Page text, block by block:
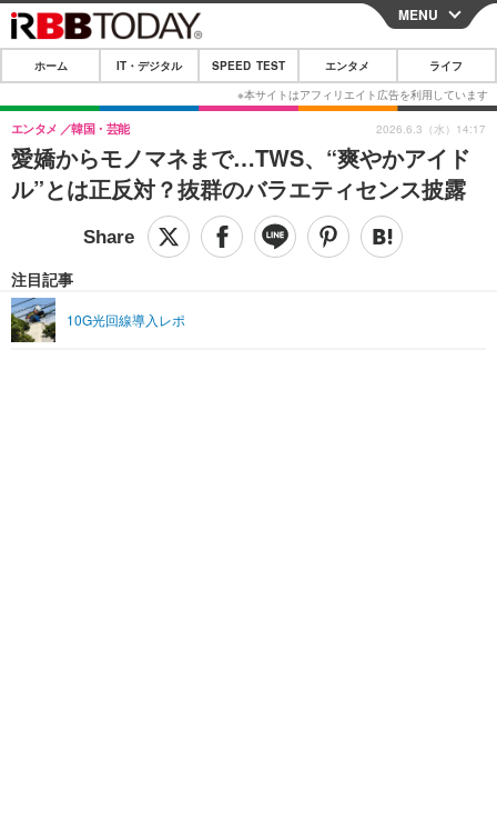
CLOSE
ホーム
IT・デジタル
IT・デジタルTOP スマートフォン
ショッピング その他
SPEED TEST
エンタメTOP 映画・ドラマ
ライフTOP
リリース一覧
MENU
ホーム IT・デジタル SPEED TEST エンタメ ライフ
愛嬌からモノマネまで…TWS、“爽やかアイド
ル”とは正反対？抜群のバラエティセンス披露
エンタメ 韓国・芸能
注目記事
10G光回線導入レポ
2026.6.3（水）14:17